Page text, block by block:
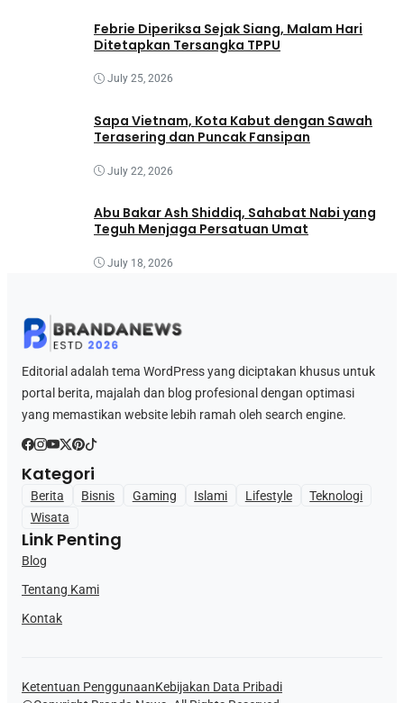
Febrie Diperiksa Sejak Siang, Malam Hari
Ditetapkan Tersangka TPPU
July 25, 2026
Sapa Vietnam, Kota Kabut dengan Sawah
Terasering dan Puncak Fansipan
July 22, 2026
Abu Bakar Ash Shiddiq, Sahabat Nabi yang
Teguh Menjaga Persatuan Umat
July 18, 2026
Editorial adalah tema WordPress yang diciptakan khusus untuk
portal berita, majalah dan blog profesional dengan optimasi
yang memastikan website lebih ramah oleh search engine.
Kategori
Berita Bisnis Gaming Islami Lifestyle
Teknologi
Wisata
Link Penting
Blog
Tentang Kami
Kontak
Ketentuan PenggunaanKebijakan Data Pribadi